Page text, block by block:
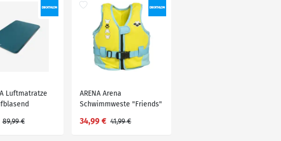
Luftmatratze
2 Personen
89,99 €
ARENA Arena
Schwimmweste "Friends"
34,99 € 41,99 €